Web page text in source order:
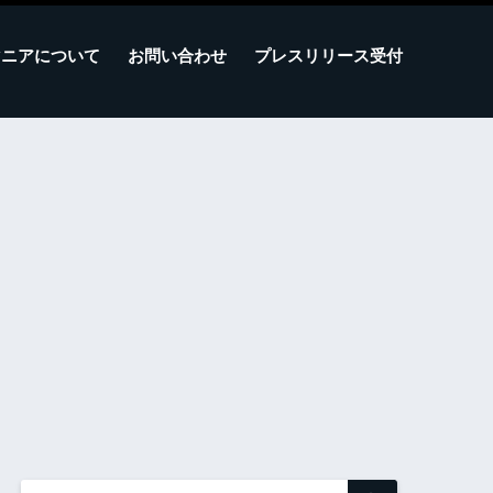
アについて お問い合わせ プレスリリース受付